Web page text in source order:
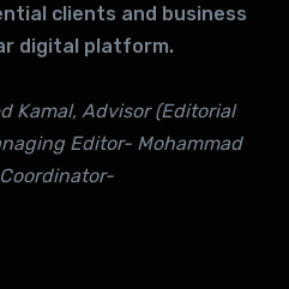
clients and business
digital platform.
Kamal, Advisor (Editorial
Editor- Mohammad